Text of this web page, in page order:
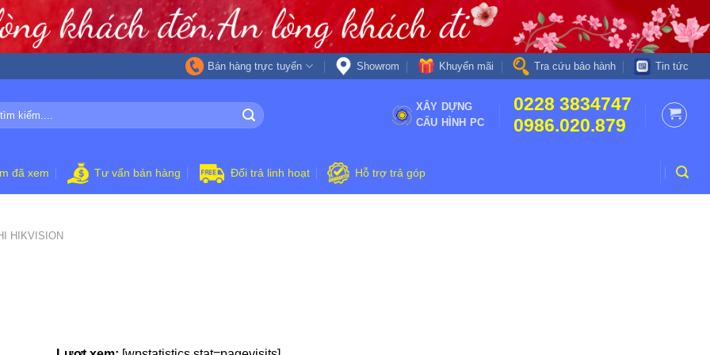
Bán hàng trực tuyến Showrom Khuyến mãi Tra cứu bảo hành Tin tức
XÂY DỰNG
CẤU HÌNH PC
0228 3834747
0986.020.879
đã xem Tư vấn bán hàng Đổi trả linh hoạt Hỗ trợ trả góp
HIKVISION